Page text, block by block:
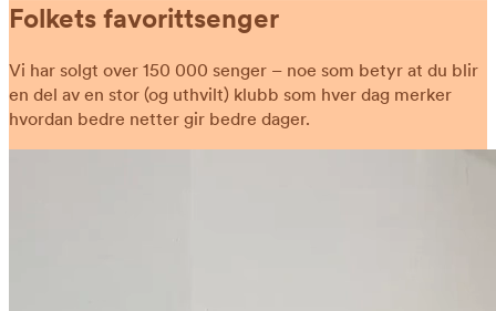
Folkets favorittsenger
Vi har solgt over 150 000 senger – noe som betyr at du blir
en del av en stor (og uthvilt) klubb som hver dag merker
hvordan bedre netter gir bedre dager.